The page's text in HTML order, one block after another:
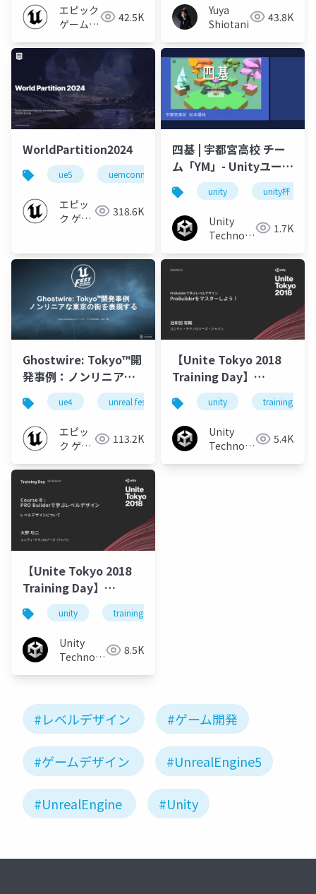
エピック
ゲームズ
42.5K
Yuya
Shiotani
43.8K
WorldPartition2024
ue5 uemconnect
エピッ
ク ゲー
318.6K
四基 | 宇都宮高校 チー
ム「YM」- Unityユース
クリエイターカップ
2022 プレゼン発表会本
選
unity unity杯
Unity
Technologies 1.7K
Ghostwire: Tokyo™開
発事例：ノンリニアな
東京の街を表現する
【UNREAL FEST
EXTREME '22
SUMMER】
ue4 unreal fest extreme '22 summer unreal fest
エピッ
ク ゲー
ャパン
113.2K
【Unite Tokyo 2018
Training Day】
ProBuilderで学ぶレベ
ルデザイン ProBuilder
をマスターしよう！
unity training day
Unity
Technologies 5.4K
【Unite Tokyo 2018
Training Day】
ProBuilderで学ぶレベ
ルデザイン レベルデザ
インについて
unity training day
Unity
Technologies 8.5K
#レベルデザイン #ゲーム開発
#ゲームデザイン #UnrealEngine5
#UnrealEngine #Unity